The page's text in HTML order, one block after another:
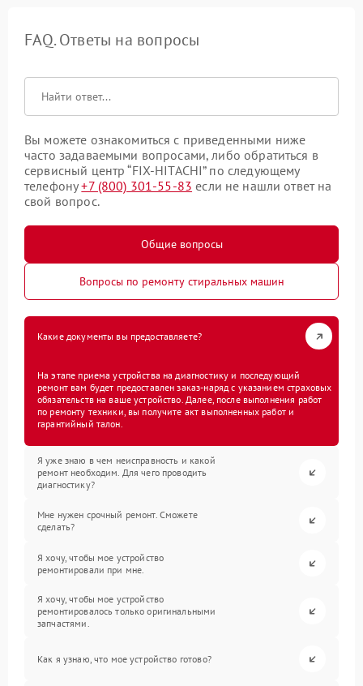
FAQ. Ответы на вопросы
Вы можете ознакомиться с приведенными ниже
часто задаваемыми вопросами, либо обратиться в
сервисный центр “FIX-HITACHI” по следующему
телефону+7 (800) 301-55-83 если не нашли ответ на
свой вопрос.
Общие вопросы
Вопросы по ремонту стиральных машин
Какие документы вы предоставляете?
На этапе приема устройства на диагностику и последующий
ремонт вам будет предоставлен заказ-наряд с указанием страховых
обязательств на ваше устройство. Далее, после выполнения работ
по ремонту техники, вы получите акт выполненных работ и
гарантийный талон.
Я уже знаю в чем неисправность и какой
ремонт необходим. Для чего проводить
диагностику?
Мне нужен срочный ремонт. Сможете
сделать?
Я хочу, чтобы мое устройство
ремонтировали при мне.
Я хочу, чтобы мое устройство
ремонтировалось только оригинальными
запчастями.
Как я узнаю, что мое устройство готово?